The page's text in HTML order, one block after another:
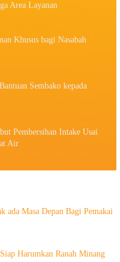
Area Layanan
Khusus bagi Nasabah
Sembako kepada
Pembersihan Intake Usai
Air
ada Masa Depan Bagi Pemakai
Harumkan Ranah Minang